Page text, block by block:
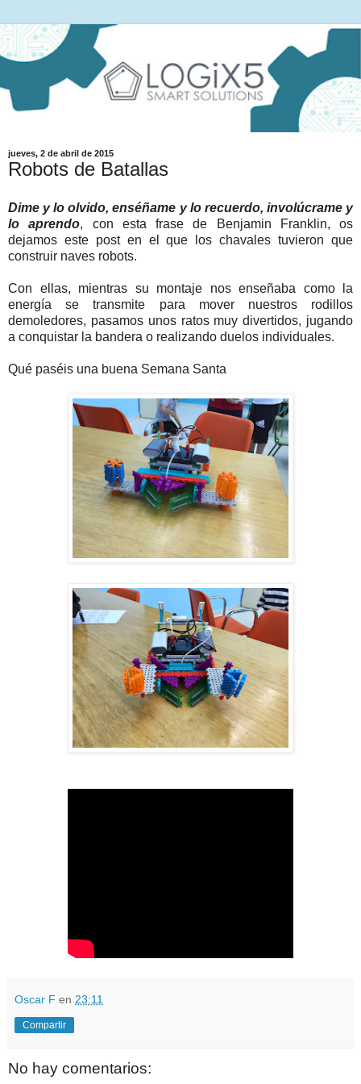
jueves, 2 de abril de 2015
Robots de Batallas
Dime y lo olvido, enséñame y lo recuerdo, involúcrame y
lo aprendo, con esta frase de Benjamin Franklin, os
dejamos este post en el que los chavales tuvieron que
construir naves robots.
Con ellas, mientras su montaje nos enseñaba como la
energía se transmite para mover nuestros rodillos
demoledores, pasamos unos ratos muy divertidos, jugando
a conquistar la bandera o realizando duelos individuales.
Qué paséis una buena Semana Santa
Oscar F en 23:11
Compartir
No hay comentarios: